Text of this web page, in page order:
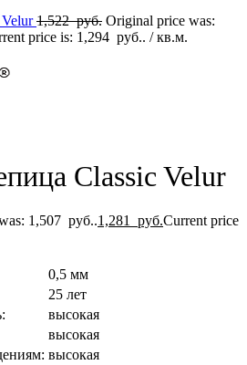
1,522руб. Original price was:
price is: 1,294 руб.. / кв.м.
Classic Velur
1,507 руб..1,281 руб.Current price
0,5 мм
25 лет
высокая
высокая
высокая